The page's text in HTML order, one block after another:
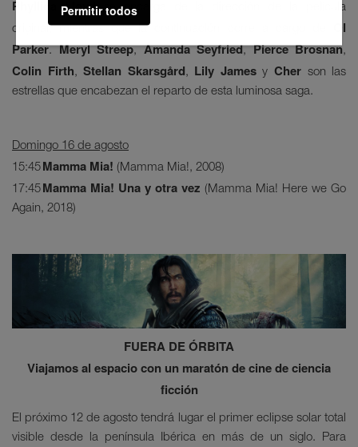
Permitir todos
Phyllida Lloyd se encarga de la dirección de la película
original, mientras que la continuación corre a cargo de
Ol
Parker. Meryl Streep, Amanda Seyfried, Pierce Brosnan,
Colin Firth,Stellan Skarsgård, Lily Jamesy Cher son las
estrellas que encabezan el reparto de esta luminosa saga.
Domingo 16 de agosto
15:45 Mamma Mia! (Mamma Mia!, 2008)
17:45 Mamma Mia! Una y otra vez (Mamma Mia! Here we Go
Again, 2018)
FUERA DE ÓRBITA
Viajamos al espacio con un maratón de cine de ciencia
ficción
El próximo 12 de agosto tendrá lugar el primer eclipse solar total
visible desde la península Ibérica en más de un siglo. Para